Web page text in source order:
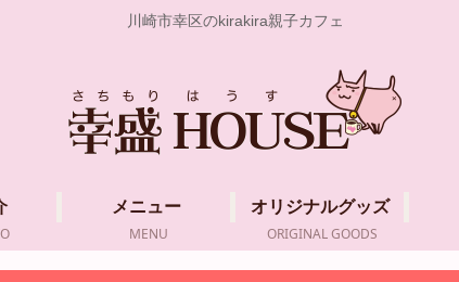
川崎市幸区のkirakira親子カフェ
メニュー
MENU
オリジナルグッズ
ORIGINAL GOODS